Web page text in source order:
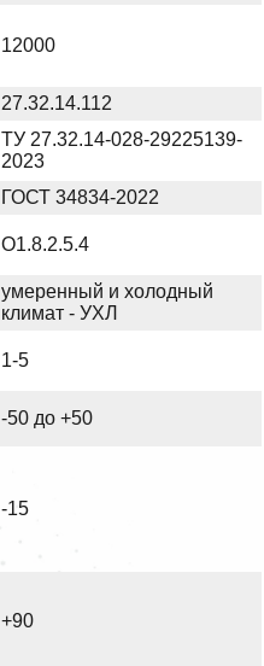
12000
27.32.14.112
ТУ 27.32.14-028-29225139-
2023
ГОСТ 34834-2022
О1.8.2.5.4
умеренный и холодный
климат - УХЛ
1-5
-50 до +50
-15
+90